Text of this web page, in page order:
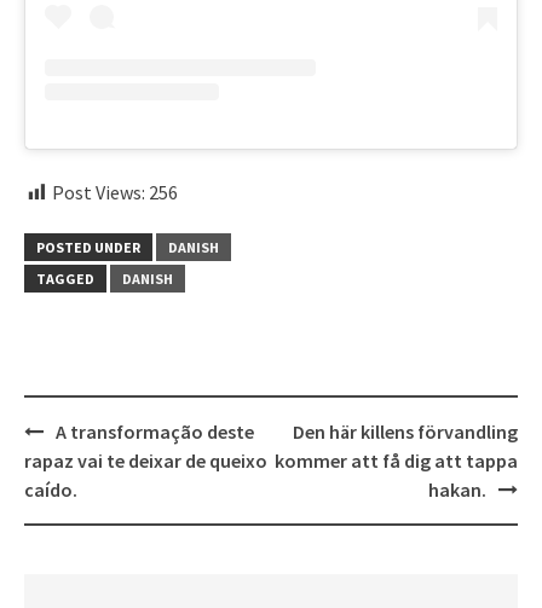
Post Views: 256
POSTED UNDER
DANISH
TAGGED
DANISH
Post
navigation
A transformação deste
rapaz vai te deixar de queixo
caído.
Den här killens förvandling
kommer att få dig att tappa
hakan.